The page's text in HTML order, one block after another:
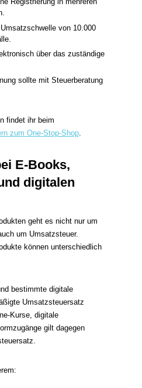
von 10.000
über das zuständige
sollte mit Steuerberatung
findet ihr beim
zum One-Stop-Shop.
E-Books,
digitalen
geht es nicht nur um
um Umsatzsteuer.
können unterschiedlich
bestimmte digitale
Umsatzsteuersatz
Kurse, digitale
gilt dagegen